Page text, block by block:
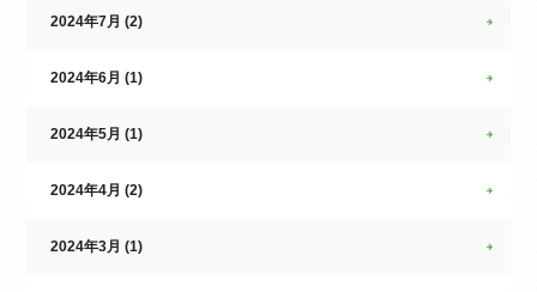
2024年7月 (2)
2024年6月 (1)
2024年5月 (1)
2024年4月 (2)
2024年3月 (1)